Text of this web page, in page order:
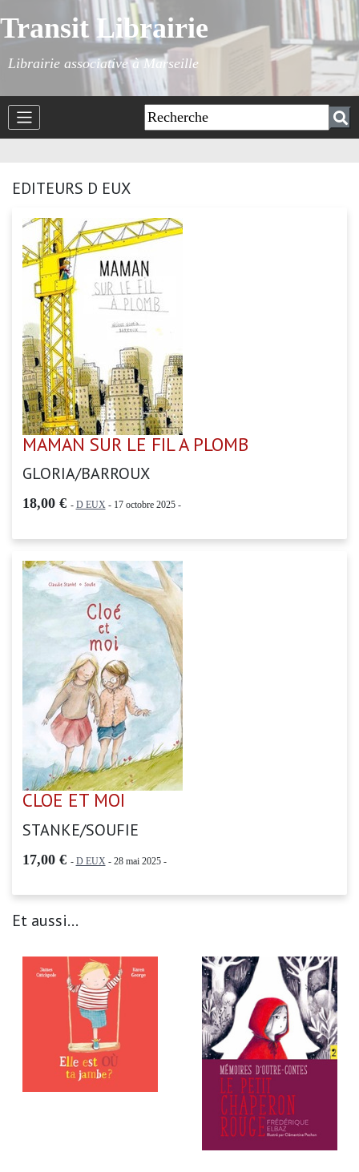
Transit Librairie
Librairie associative à Marseille
EDITEURS D EUX
MAMAN SUR LE FIL A PLOMB
GLORIA/BARROUX
18,00 € - D EUX- 17 octobre 2025 -
CLOE ET MOI
STANKE/SOUFIE
17,00 € - D EUX - 28 mai 2025 -
Et aussi...